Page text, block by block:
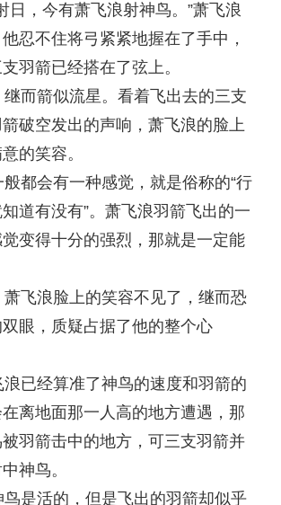
，今有萧飞浪射神鸟。”萧飞浪
忍不住将弓紧紧地握在了手中，
羽箭已经搭在了弦上。
而箭似流星。看着飞出去的三支
破空发出的声响，萧飞浪的脸上
的笑容。
都会有一种感觉，就是俗称的“行
道有没有”。萧飞浪羽箭飞出的一
变得十分的强烈，那就是一定能
飞浪脸上的笑容不见了，继而恐
眼，质疑占据了他的整个心
已经算准了神鸟的速度和羽箭的
离地面那一人高的地方遭遇，那
羽箭击中的地方，可三支羽箭并
神鸟。
是活的，但是飞出的羽箭却似乎